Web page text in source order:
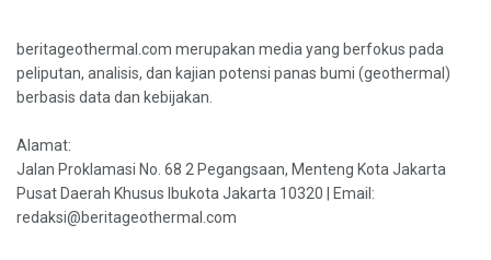
beritageothermal.com merupakan media yang berfokus pada
peliputan, analisis, dan kajian potensi panas bumi (geothermal)
berbasis data dan kebijakan.
Alamat:
Jalan Proklamasi No. 68 2 Pegangsaan, Menteng Kota Jakarta
Pusat Daerah Khusus Ibukota Jakarta 10320 | Email:
redaksi@beritageothermal.com